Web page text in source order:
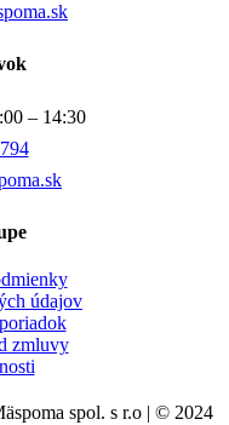
– 14:30
údajov
zmluvy
spol. s r.o | © 2024